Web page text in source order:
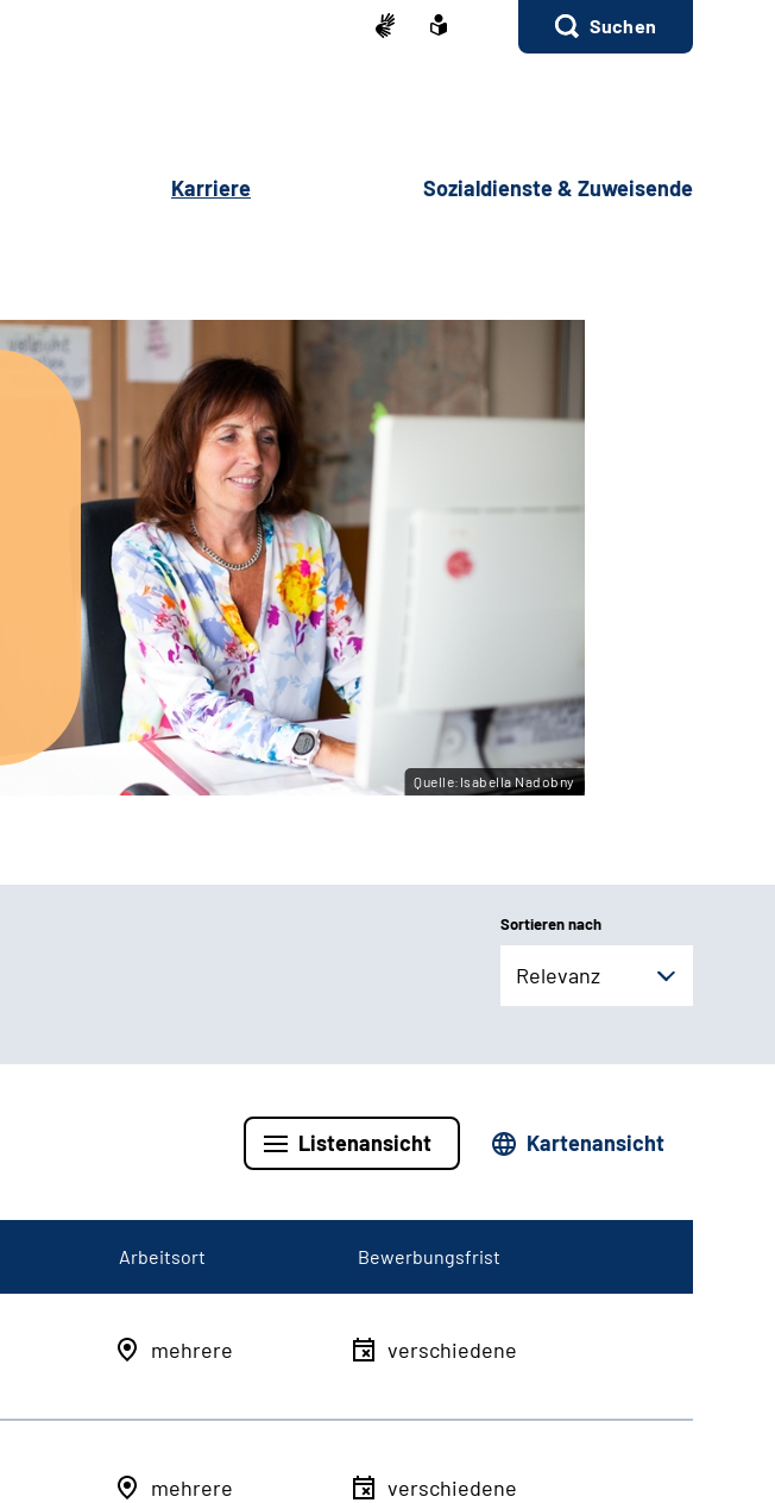
Suchen
Karriere Sozialdienste & Zuweisende
Quelle:Isabella Nadobny
Sortieren nach
Relevanz
Listenansicht Kartenansicht
Arbeitsort Bewerbungsfrist
mehrere verschiedene
mehrere verschiedene